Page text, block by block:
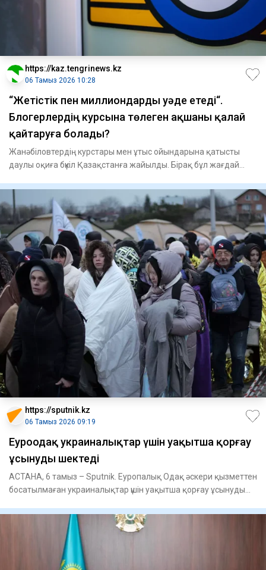
https://kaz.tengrinews.kz
06 Тамыз 2026 10:28
“Жетістік пен миллиондарды уәде етеді“.
Блогерлердің курсына төлеген ақшаны қалай
қайтаруға болады?
Жанәбіловтердің курстары мен ұтыс ойындарына қатысты
даулы оқиға бүкіл Қазақстанға жайылды. Бірақ бұл жағдай
https://sputnik.kz
06 Тамыз 2026 09:19
Еуроодақ украиналықтар үшін уақытша қорғау
ұсынуды шектеді
АСТАНА, 6 тамыз – Sputnik. Еуропалық Одақ әскери қызметтен
босатылмаған украиналықтар үшін уақытша қорғау ұсынуды